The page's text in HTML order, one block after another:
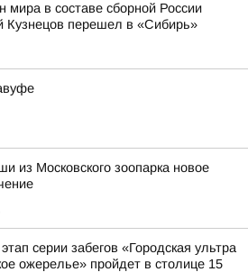
мира в составе сборной России
Кузнецов перешел в «Сибирь»
из Московского зоопарка новое
серии забегов «Городская ультра
ожерелье» пройдет в столице 15